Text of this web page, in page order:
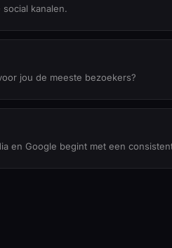
kanalen.
jou de meeste bezoekers?
en Google begint met een